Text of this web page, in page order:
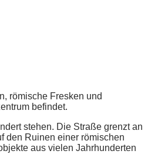
römische Fresken und
befindet.
stehen. Die Straße grenzt an
den Ruinen einer römischen
aus vielen Jahrhunderten